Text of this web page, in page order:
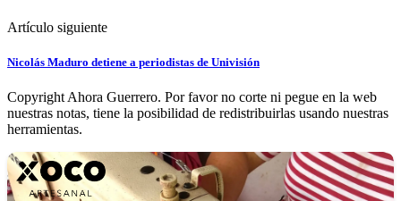
Artículo siguiente
Nicolás Maduro detiene a periodistas de Univisión
Copyright Ahora Guerrero. Por favor no corte ni pegue en la web
nuestras notas, tiene la posibilidad de redistribuirlas usando nuestras
herramientas.